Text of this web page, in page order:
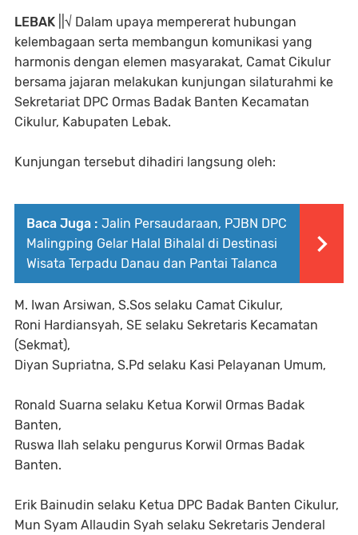
LEBAK ||√ Dalam upaya mempererat hubungan
kelembagaan serta membangun komunikasi yang
harmonis dengan elemen masyarakat, Camat Cikulur
bersama jajaran melakukan kunjungan silaturahmi ke
Sekretariat DPC Ormas Badak Banten Kecamatan
Cikulur, Kabupaten Lebak.
Kunjungan tersebut dihadiri langsung oleh:
Baca Juga : Jalin Persaudaraan, PJBN DPC
Malingping Gelar Halal Bihalal di Destinasi
Wisata Terpadu Danau dan Pantai Talanca
M. Iwan Arsiwan, S.Sos selaku Camat Cikulur,
Roni Hardiansyah, SE selaku Sekretaris Kecamatan
(Sekmat),
Diyan Supriatna, S.Pd selaku Kasi Pelayanan Umum,
Ronald Suarna selaku Ketua Korwil Ormas Badak
Banten,
Ruswa Ilah selaku pengurus Korwil Ormas Badak
Banten.
Erik Bainudin selaku Ketua DPC Badak Banten Cikulur,
Mun Syam Allaudin Syah selaku Sekretaris Jenderal